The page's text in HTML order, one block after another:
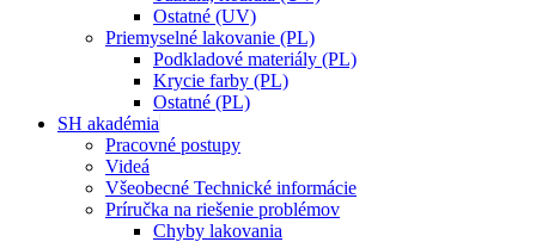
Ostatné (UV)
Priemyselné lakovanie (PL)
Podkladové materiály (PL)
Krycie farby (PL)
Ostatné (PL)
SH akadémia
Pracovné postupy
Videá
Všeobecné Technické informácie
Príručka na riešenie problémov
Chyby lakovania